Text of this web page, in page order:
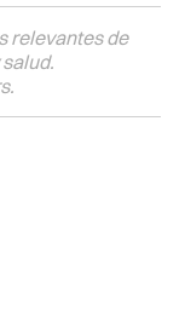
relevantes de